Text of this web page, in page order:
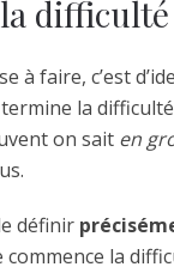
difficulté
à faire, c’est
la
on sait en
définir
la